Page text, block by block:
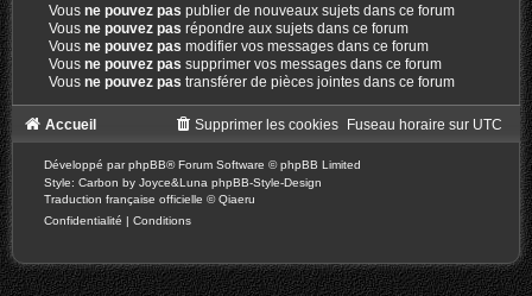
Vousne pouvez pas publier de nouveaux sujets dans ce forum
Vousne pouvez pas répondre aux sujets dans ce forum
Vousne pouvez pas modifier vos messages dans ce forum
Vousne pouvez pas supprimer vos messages dans ce forum
Vousne pouvez pas transférer de pièces jointes dans ce forum
Accueil Fuseau horaire sur UTC
Supprimer les cookies
Développé parphpBB® Forum Software © phpBB Limited
Style: Carbon by Joyce&Luna phpBB-Style-Design
Traduction française officielle ©Qiaeru
Confidentialité | Conditions